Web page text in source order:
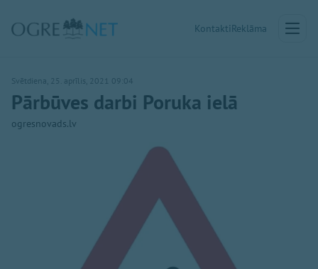
KontaktiReklāma
Svētdiena, 25. aprīlis, 2021 09:04
Pārbūves darbi Poruka ielā
ogresnovads.lv